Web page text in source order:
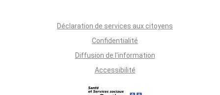
Déclaration de services aux citoyens
Confidentialité
Diffusion de l'information
Accessibilité